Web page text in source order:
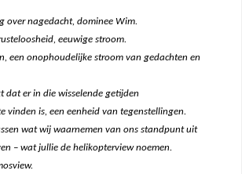
over nagedacht, dominee Wim.
eeuwige stroom.
een onophoudelijke stroom van gedachten en
dat er in die wisselende getijden
vinden is, een eenheid van tegenstellingen.
wat wij waarnemen van ons standpunt uit
– wat jullie de helikopterview noemen.